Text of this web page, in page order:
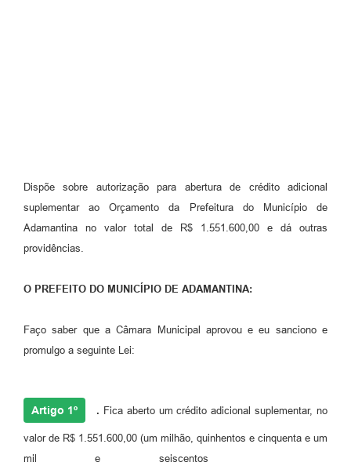
Sistemas
Ouvidoria
Galeria de Vídeos
Editais
Agenda
Dispõe sobre autorização para abertura de crédito adicional
suplementar ao Orçamento da Prefeitura do Município de
Adamantina no valor total de R$ 1.551.600,00 e dá outras
providências.
O PREFEITO DO MUNICÍPIO DE ADAMANTINA:
Faço saber que a Câmara Municipal aprovou e eu sanciono e
promulgo a seguinte Lei:
Artigo 1º . Fica aberto um crédito adicional suplementar, no
valor de R$ 1.551.600,00 (um milhão, quinhentos e cinquenta e um
mil e seiscentos